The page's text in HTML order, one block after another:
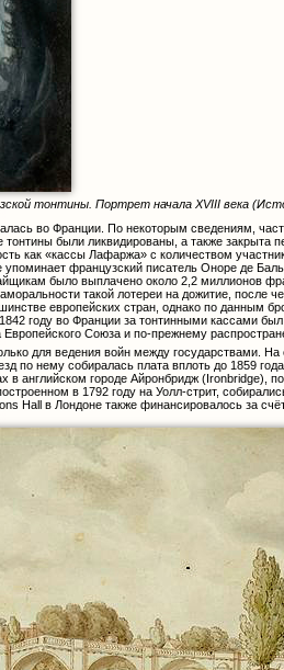
тонтины. Портрет начала XVIII века
во Франции. По некоторым сведениям,
тонтины были ликвидированы, а также
как «кассы Лафаржа» с количеством
французский писатель Оноре де
было выплачено около 2,2 миллионов
такой лотереи на дожитие, после
европейских стран, однако по
году во Франции за тонтинными кассами
Союза и по-прежнему
для ведения войн между государствами.
по нему собиралась плата вплоть до 1859
в английском городе Айронбридж
в 1792 году на Уолл-стрит,
Hall в Лондоне также финансировалось за